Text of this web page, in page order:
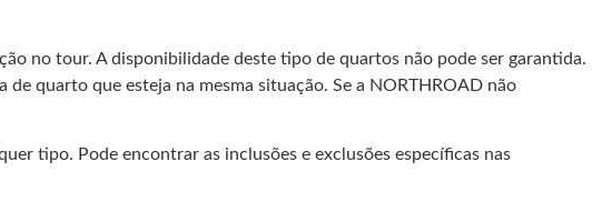
no tour. A disponibilidade deste tipo de quartos não pode ser garantida.
quarto que esteja na mesma situação. Se a NORTHROAD não
tipo. Pode encontrar as inclusões e exclusões específicas nas